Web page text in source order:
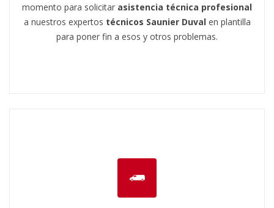
momento para solicitar asistencia técnica profesional
a nuestros expertos técnicos Saunier Duvalen plantilla
para poner fin a esos y otros problemas.